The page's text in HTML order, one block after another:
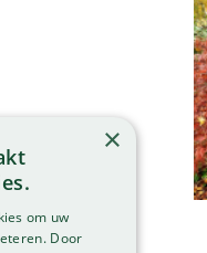
×
om uw
Door